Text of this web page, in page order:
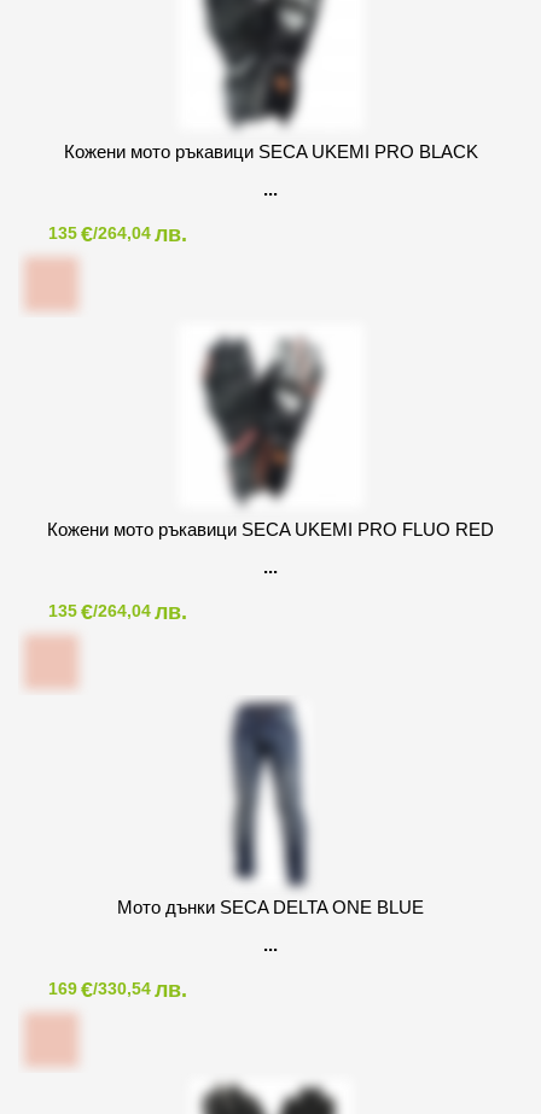
Кожени мото ръкавици SECA UKEMI PRO BLACK
135€/264,04лв.
Кожени мото ръкавици SECA UKEMI PRO FLUO RED
135€/264,04лв.
Мото дънки SECA DELTA ONE BLUE
169€/330,54лв.